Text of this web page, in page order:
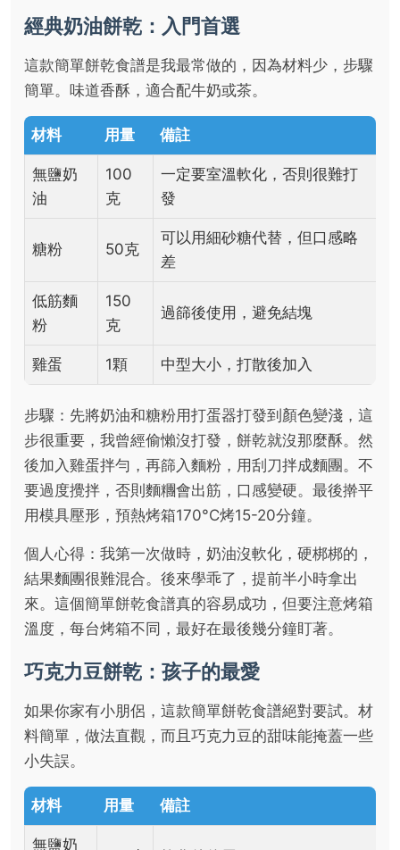
經典奶油餅乾：入門首選
這款簡單餅乾食譜是我最常做的，因為材料少，步驟
簡單。味道香酥，適合配牛奶或茶。
材料 用量 備註
無鹽奶
油
100
克
一定要室溫軟化，否則很難打
發
糖粉 50克
可以用細砂糖代替，但口感略
差
低筋麵
粉
150
克
過篩後使用，避免結塊
雞蛋 1顆 中型大小，打散後加入
步驟：先將奶油和糖粉用打蛋器打發到顏色變淺，這
步很重要，我曾經偷懶沒打發，餅乾就沒那麼酥。然
後加入雞蛋拌勻，再篩入麵粉，用刮刀拌成麵團。不
要過度攪拌，否則麵糰會出筋，口感變硬。最後擀平
用模具壓形，預熱烤箱170°C烤15-20分鐘。
個人心得：我第一次做時，奶油沒軟化，硬梆梆的，
結果麵團很難混合。後來學乖了，提前半小時拿出
來。這個簡單餅乾食譜真的容易成功，但要注意烤箱
溫度，每台烤箱不同，最好在最後幾分鐘盯著。
巧克力豆餅乾：孩子的最愛
如果你家有小朋侶，這款簡單餅乾食譜絕對要試。材
料簡單，做法直觀，而且巧克力豆的甜味能掩蓋一些
小失誤。
材料 用量 備註
無鹽奶